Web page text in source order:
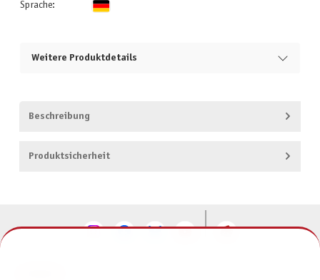
Sprache:
Weitere Produktdetails
Beschreibung
Produktsicherheit